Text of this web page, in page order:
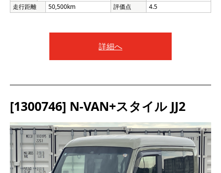
走行距離 50,500km 評価点 4.5
詳細へ
[1300746] N-VAN+スタイル JJ2